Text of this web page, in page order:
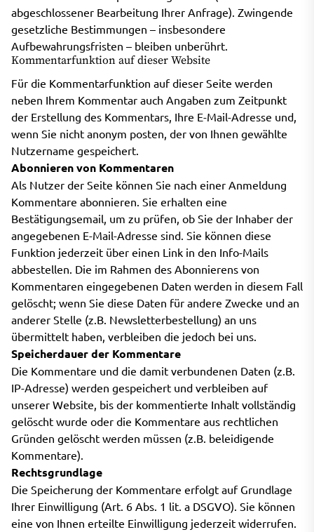
abgeschlossener Bearbeitung Ihrer Anfrage). Zwingende
gesetzliche Bestimmungen – insbesondere
Aufbewahrungsfristen – bleiben unberührt.
Kommentarfunktion auf dieser Website
Für die Kommentarfunktion auf dieser Seite werden
neben Ihrem Kommentar auch Angaben zum Zeitpunkt
der Erstellung des Kommentars, Ihre E-Mail-Adresse und,
wenn Sie nicht anonym posten, der von Ihnen gewählte
Nutzername gespeichert.
Abonnieren von Kommentaren
Als Nutzer der Seite können Sie nach einer Anmeldung
Kommentare abonnieren. Sie erhalten eine
Bestätigungsemail, um zu prüfen, ob Sie der Inhaber der
angegebenen E-Mail-Adresse sind. Sie können diese
Funktion jederzeit über einen Link in den Info-Mails
abbestellen. Die im Rahmen des Abonnierens von
Kommentaren eingegebenen Daten werden in diesem Fall
gelöscht; wenn Sie diese Daten für andere Zwecke und an
anderer Stelle (z.B. Newsletterbestellung) an uns
übermittelt haben, verbleiben die jedoch bei uns.
Speicherdauer der Kommentare
Die Kommentare und die damit verbundenen Daten (z.B.
IP-Adresse) werden gespeichert und verbleiben auf
unserer Website, bis der kommentierte Inhalt vollständig
gelöscht wurde oder die Kommentare aus rechtlichen
Gründen gelöscht werden müssen (z.B. beleidigende
Kommentare).
Rechtsgrundlage
Die Speicherung der Kommentare erfolgt auf Grundlage
Ihrer Einwilligung (Art. 6 Abs. 1 lit. a DSGVO). Sie können
eine von Ihnen erteilte Einwilligung jederzeit widerrufen.